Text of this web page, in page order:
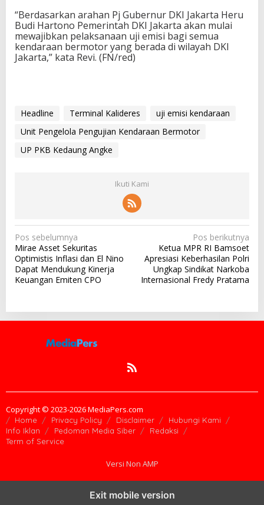
“Berdasarkan arahan Pj Gubernur DKI Jakarta Heru
Budi Hartono Pemerintah DKI Jakarta akan mulai
mewajibkan pelaksanaan uji emisi bagi semua
kendaraan bermotor yang berada di wilayah DKI
Jakarta,” kata Revi. (FN/red)
Headline Terminal Kalideres
uji emisi kendaraan
Unit Pengelola Pengujian Kendaraan Bermotor
UP PKB Kedaung Angke
Ikuti Kami
N
a
v
i
a
Pos sebelumnya
Mirae Asset Sekuritas
Optimistis Inflasi dan El Nino
Dapat Mendukung Kinerja
Keuangan Emiten CPO
Pos berikutnya
Ketua MPR RI Bamsoet
Apresiasi Keberhasilan Polri
Ungkap Sindikat Narkoba
Internasional Fredy Pratama
Copyright © 2023-2026 MediaPers.com
Home Privacy Policy Disclaimer
Hubungi Kami
Info Iklan
Pedoman Media Siber
Redaksi
Term of Service
Versi Non AMP
Exit mobile version